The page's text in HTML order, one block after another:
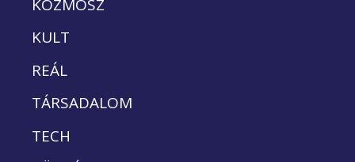
KOZMOSZ
KULT
REÁL
TÁRSADALOM
TECH